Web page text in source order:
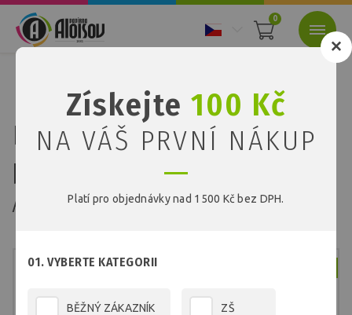
0
Barevný recyklovaný papír chamois A2/80g/250 listů
Barevný recyklovaný
papír chamois
A2/80g/250 listů
Získejte100 Kč
NA VÁŠ PRVNÍ NÁKUP
Platí pro objednávky nad 1500 Kč bez DPH.
01. VYBERTE KATEGORII
BĚŽNÝ ZÁKAZNÍK ZŠ